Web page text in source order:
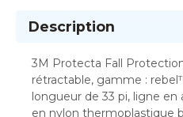
Description
3M Protecta Fall
rétractable, gamme :
longueur de 33 pi, ligne en
en nylon thermoplastique